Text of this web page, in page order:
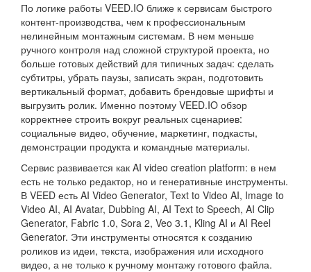
По логике работы VEED.IO ближе к сервисам быстрого
контент-производства, чем к профессиональным
нелинейным монтажным системам. В нем меньше
ручного контроля над сложной структурой проекта, но
больше готовых действий для типичных задач: сделать
субтитры, убрать паузы, записать экран, подготовить
вертикальный формат, добавить брендовые шрифты и
выгрузить ролик. Именно поэтому VEED.IO обзор
корректнее строить вокруг реальных сценариев:
социальные видео, обучение, маркетинг, подкасты,
демонстрации продукта и командные материалы.
Сервис развивается как AI video creation platform: в нем
есть не только редактор, но и генеративные инструменты.
В VEED есть AI Video Generator, Text to Video AI, Image to
Video AI, AI Avatar, Dubbing AI, AI Text to Speech, AI Clip
Generator, Fabric 1.0, Sora 2, Veo 3.1, Kling AI и AI Reel
Generator. Эти инструменты относятся к созданию
роликов из идеи, текста, изображения или исходного
видео, а не только к ручному монтажу готового файла.